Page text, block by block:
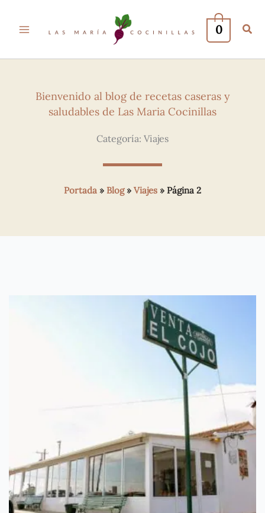
0
Bienvenido al blog de recetas caseras y
saludables de Las Maria Cocinillas
Categoría: Viajes
Portada » Blog» Viajes » Página 2